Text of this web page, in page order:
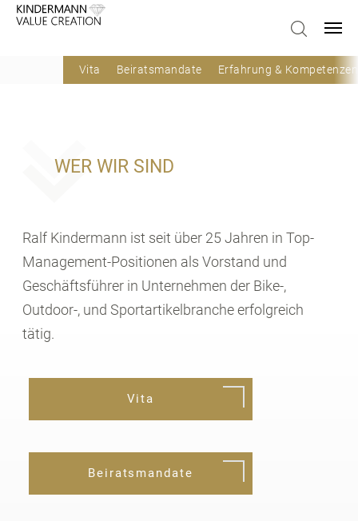
Vita Beiratsmandate Erfahrung & Kompetenzen
WER WIR SIND
Ralf Kindermann ist seit über 25 Jahren in Top-
Management-Positionen als Vorstand und
Geschäftsführer in Unternehmen der Bike-,
Outdoor-, und Sportartikelbranche erfolgreich
tätig.
Vita
Beiratsmandate